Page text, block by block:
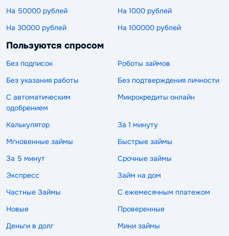
На 50000 рублей
На 1000 рублей
На 30000 рублей
На 100000 рублей
Пользуются спросом
Без подписок
Роботы займов
Без указания работы
Без подтверждения личности
С автоматическим
одобрением
Микрокредиты онлайн
Калькулятор
За 1 минуту
Мгновенные займы
Быстрые займы
За 5 минут
Срочные займы
Экспресс
Займ на дом
Частные Займы
С ежемесячным платежом
Новые
Проверенные
Деньги в долг
Мини займы